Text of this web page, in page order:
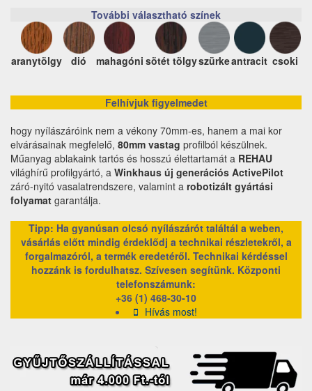
További választható színek
aranytölgy dió mahagóni sötét tölgyszürkeantracit csoki
Felhívjuk figyelmedet
hogy nyílászáróink nem a vékony 70mm-es, hanem a mai kor
elvárásainak megfelelő, 80mm vastag profilból készülnek.
Műanyag ablakaink tartós és hosszú élettartamát a REHAU
világhírű profilgyártó, a Winkhaus új generációs ActivePilot
záró-nyitó vasalatrendszere, valamint a robotizált gyártási
folyamat garantálja.
Tipp: Ha gyanúsan olcsó nyílászárót találtál a weben,
vásárlás előtt mindig érdeklődj a technikai részletekről, a
forgalmazóról, a termék eredetéről. Technikai kérdéssel
hozzánk is fordulhatsz. Szívesen segítünk. Központi
telefonszámunk:
+36 (1) 468-30-10
Hívás most!